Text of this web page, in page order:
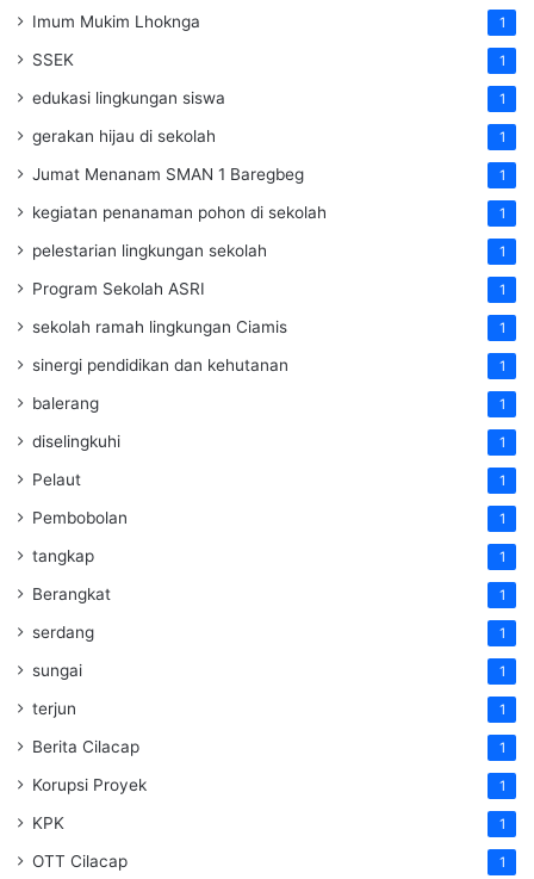
Imum Mukim Lhoknga 1
SSEK 1
edukasi lingkungan siswa 1
gerakan hijau di sekolah 1
Jumat Menanam SMAN 1 Baregbeg 1
kegiatan penanaman pohon di sekolah 1
pelestarian lingkungan sekolah 1
Program Sekolah ASRI 1
sekolah ramah lingkungan Ciamis 1
sinergi pendidikan dan kehutanan 1
balerang 1
diselingkuhi 1
Pelaut 1
Pembobolan 1
tangkap 1
Berangkat 1
serdang 1
sungai 1
terjun 1
Berita Cilacap 1
Korupsi Proyek 1
KPK 1
OTT Cilacap 1